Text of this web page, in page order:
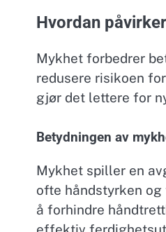
Hvordan
Mykhet forbedrer
redusere risikoen
gjør det lettere for
Betydningen av
Mykhet spiller en
ofte håndstyrken
å forhindre